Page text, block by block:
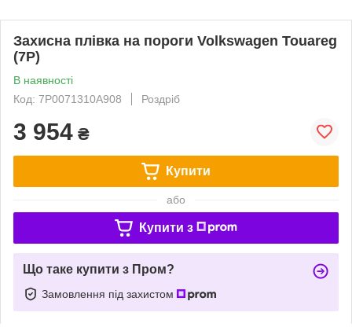
Захисна плівка на пороги Volkswagen Touareg
(7P)
В наявності
Код: 7P0071310A908
Роздріб
3 954 ₴
Купити
або
Купити з
Що таке купити з Пром?
Замовлення під захистом